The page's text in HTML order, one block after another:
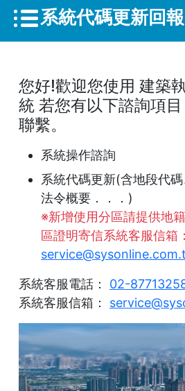
系統代碼更新回報
您好!歡迎您使用 建築
統 若您有以下諮詢項
聯繫。
系統操作諮詢
系統代碼更新(含地段代
法令概要．．．)
※新增使用分區請提供地
區證明寄信系統客服信箱：
系統客服電話： 02-
系統客服信箱：